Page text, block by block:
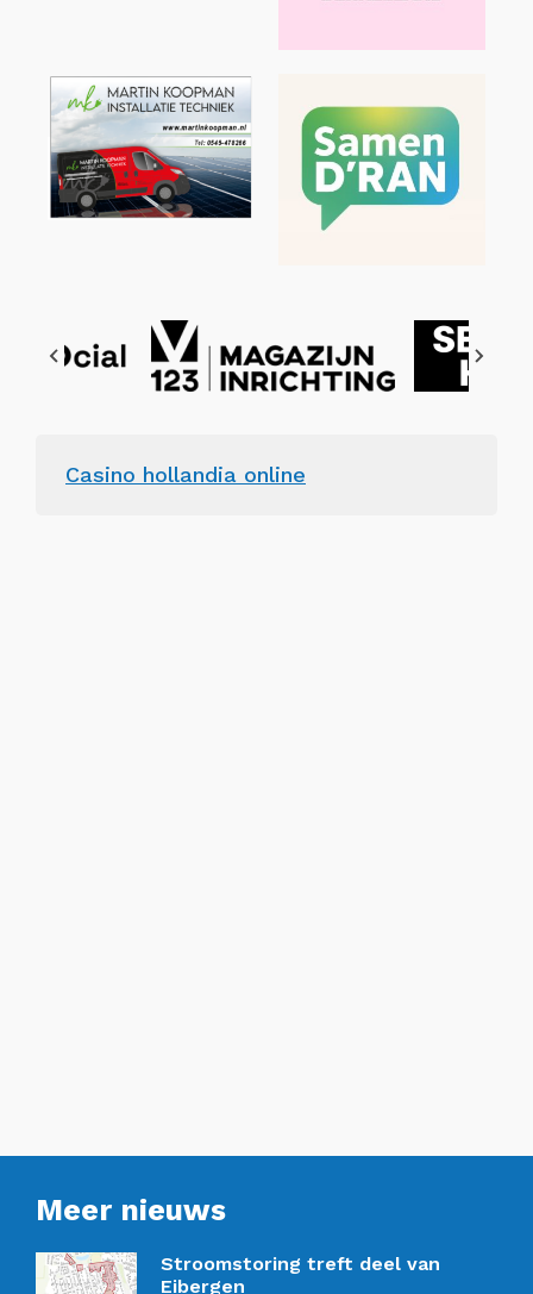
Casino hollandia online
Meer nieuws
Stroomstoring treft deel van
Eibergen